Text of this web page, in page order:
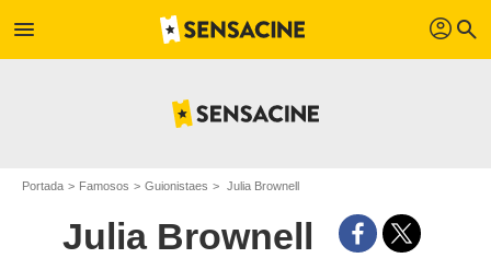
menu profil search
Portada Famosos Guionistaes Julia Brownell
Julia Brownell